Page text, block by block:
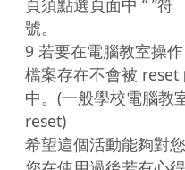
頁須點選頁面中 “ ”符
號。
9 若要在電腦教室操
檔案存在不會被 reset
中。(一般學校電腦教
reset)
希望這個活動能夠對